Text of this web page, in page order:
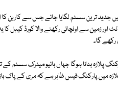
جدید ترین سسٹم لگایا جائے جس سے کاربن
زمین سے اونچائی رکھنے والا کورڈ کیبل
گا۔
پلازہ بنانا ہوگا جہاں بائیو میٹرک سسٹم
میں پارکنگ فیس ظاہر ہے کہ مری کے